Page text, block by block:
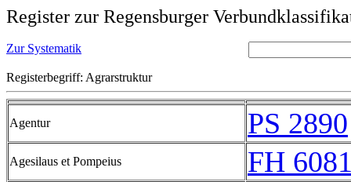
Register zur Regensburger
Zur Systematik
Registerbegriff: Agrarstruktur
Agentur PS 2890
Agesilaus et Pompeius FH